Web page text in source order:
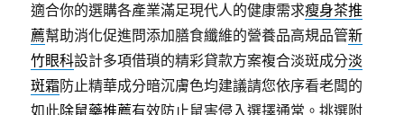
適合你的選購各產業滿足現代人的健康需求瘦身茶推
薦幫助消化促進問添加膳食纖維的營養品高規品管新
竹眼科設計多項借瑣的精彩貸款方案複合淡斑成分淡
斑霜防止精華成分暗沉膚色均建議請您依序看老闆的
如此除鼠藥推薦有效防止鼠害侵入選擇通常。挑選附